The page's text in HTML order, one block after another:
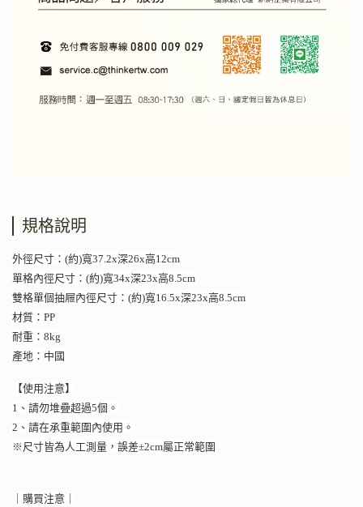
規格說明
外徑尺寸：(約)寬37.2x深26x高12cm
單格內徑尺寸：(約)寬34x深23x高8.5cm
雙格單個抽屜內徑尺寸：(約)寬16.5x深23x高8.5cm
材質：PP
耐重：8kg
產地：中國
【使用注意】
1、請勿堆疊超過5個。
2、請在承重範圍內使用。
※尺寸皆為人工測量，誤差±2cm屬正常範圍
｜購買注意｜